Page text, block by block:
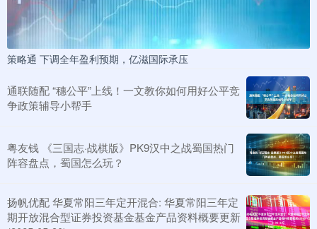
策略通 下调全年盈利预期，亿滋国际承压
通联随配 “穗公平”上线！一文教你如何用好公平竞
争政策辅导小帮手
粤友钱 《三国志·战棋版》PK9汉中之战蜀国热门
阵容盘点，蜀国怎么玩？
扬帆优配 华夏常阳三年定开混合: 华夏常阳三年定
期开放混合型证券投资基金基金产品资料概要更新